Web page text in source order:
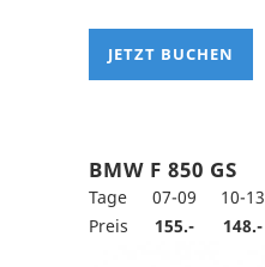
JETZT BUCHEN
BMW F 850 GS
Tage 07-09 10-13
Preis
155.- 148.-